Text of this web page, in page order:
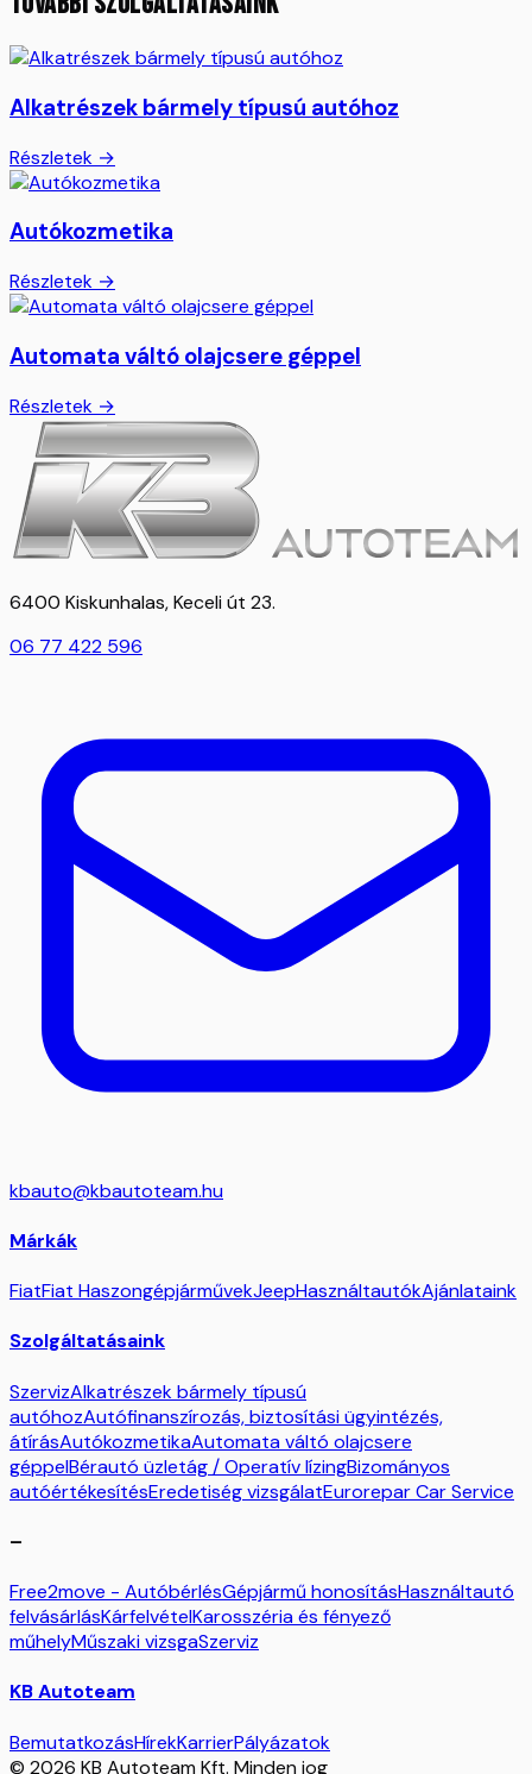
Alkatrészek bármely típusú autóhoz
Részletek →
Autókozmetika
Részletek →
Automata váltó olajcsere géppel
Részletek →
6400 Kiskunhalas, Keceli út 23.
06 77 422 596
kbauto@kbautoteam.hu
Márkák
FiatFiat HaszongépjárművekJeepHasználtautókAjánlataink
Szolgáltatásaink
SzervizAlkatrészek bármely típusú
autóhozAutófinanszírozás, biztosítási ügyintézés,
átírásAutókozmetikaAutomata váltó olajcsere
géppelBérautó üzletág / Operatív lízingBizományos
autóértékesítésEredetiség vizsgálatEurorepar Car Service
–
Free2move - AutóbérlésGépjármű honosításHasználtautó
felvásárlásKárfelvételKarosszéria és fényező
műhelyMűszaki vizsgaSzerviz
KB Autoteam
BemutatkozásHírekKarrierPályázatok
© 2026 KB Autoteam Kft. Minden jog